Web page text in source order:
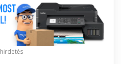
hirdetés